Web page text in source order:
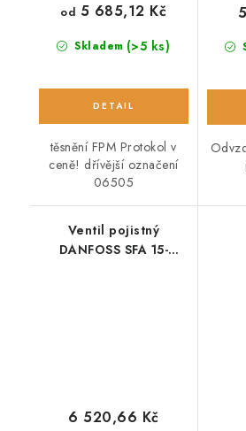
Skladem (>5 ks)
od 5 685,12 Kč
těsnění FPM Protokol v
ceně! dřívější označení
06505
Ventil pojistný
DANFOSS SFA 15-
6 520,66 Kč